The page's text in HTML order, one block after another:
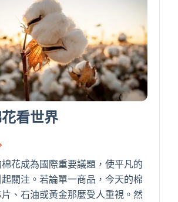
看世界
花成為國際重要議題，使平凡的
關注。若論單一商品，今天的棉
、石油或黃金那麼受人重視。然